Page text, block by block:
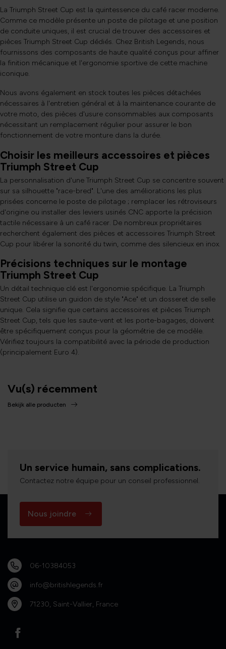
La Triumph Street Cup est la quintessence du café racer moderne.
Comme ce modèle présente un poste de pilotage et une position
de conduite uniques, il est crucial de trouver des accessoires et
pièces Triumph Street Cup dédiés. Chez British Legends, nous
fournissons des composants de haute qualité conçus pour affiner
la finition mécanique et l'ergonomie sportive de cette machine
iconique.
Nous avons également en stock toutes les pièces détachées
nécessaires à l'entretien général et à la maintenance courante de
votre moto, des pièces d'usure consommables aux composants
nécessitant un remplacement régulier pour assurer le bon
fonctionnement de votre monture dans la durée.
Choisir les meilleurs accessoires et pièces
Triumph Street Cup
La personnalisation d'une Triumph Street Cup se concentre souvent
sur sa silhouette "race-bred". L'une des améliorations les plus
prisées concerne le poste de pilotage ; remplacer les rétroviseurs
d'origine ou installer des leviers usinés CNC apporte la précision
tactile nécessaire à un café racer. De nombreux propriétaires
recherchent également des pièces et accessoires Triumph Street
Cup pour libérer la sonorité du twin, comme des silencieux en inox.
Précisions techniques sur le montage
Triumph Street Cup
Un détail technique clé est l'ergonomie spécifique. La Triumph
Street Cup utilise un guidon de style "Ace" et un dosseret de selle
unique. Cela signifie que certains accessoires et pièces Triumph
Street Cup, tels que les saute-vent et les porte-bagages, doivent
être spécifiquement conçus pour la géométrie de ce modèle.
Vérifiez toujours la compatibilité avec la période de production
(principalement Euro 4).
Vu(s) récemment
Bekijk alle producten
Un service humain, sans complications.
Contactez notre équipe pour un conseil professionnel.
Nous joindre
06-10384053
info@britishlegends.fr
71230, Saint-Vallier, France